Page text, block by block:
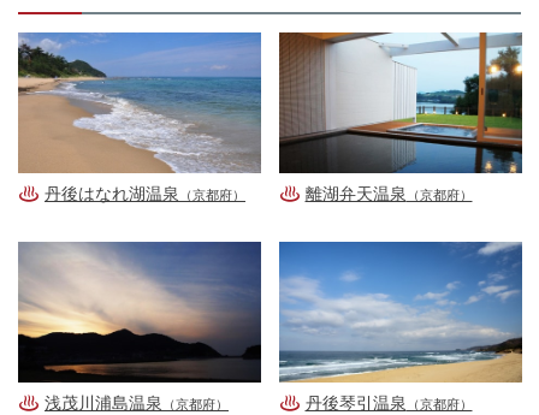
丹後はなれ湖温泉 （京都府） 離湖弁天温泉 （京都府）
浅茂川浦島温泉 （京都府） 丹後琴引温泉 （京都府）